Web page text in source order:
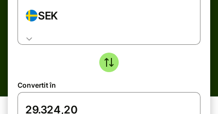
SEK
Convertit în